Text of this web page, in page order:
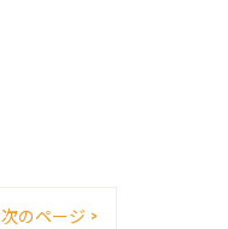
次のページ >